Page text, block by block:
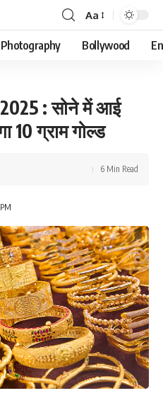
Font
Resizer
Aa
Photography Bollywood
: सोने में आई
10 ग्राम गोल्ड
6 Min Read